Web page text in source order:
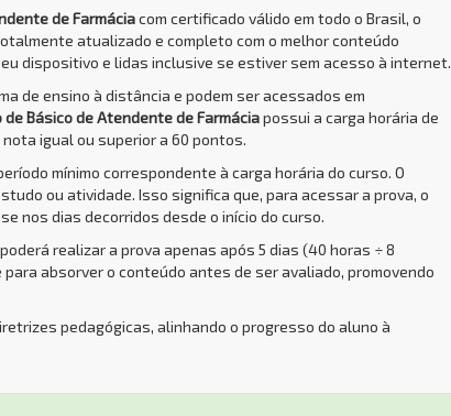
de Farmáciacom certificado válido em todo o Brasil, o
atualizado e completo com o melhor conteúdo
dispositivo e lidas inclusive se estiver sem acesso à internet.
de ensino à distância e podem ser acessados em
Básico de Atendente de Farmáciapossui a carga horária de
igual ou superior a 60 pontos.
mínimo correspondente à carga horária do curso. O
ou atividade. Isso significa que, para acessar a prova, o
nos dias decorridos desde o início do curso.
realizar a prova apenas após 5 dias (40 horas ÷ 8
absorver o conteúdo antes de ser avaliado, promovendo
pedagógicas, alinhando o progresso do aluno à